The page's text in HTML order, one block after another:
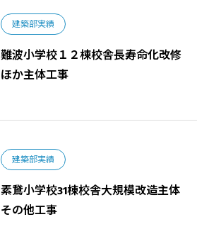
建築部実績
難波小学校１２棟校舎長寿命化改修
ほか主体工事
建築部実績
素鵞小学校31棟校舎大規模改造主体
その他工事